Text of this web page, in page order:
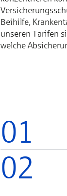
Beihilfe,
unseren Tarifen
welche
01
02